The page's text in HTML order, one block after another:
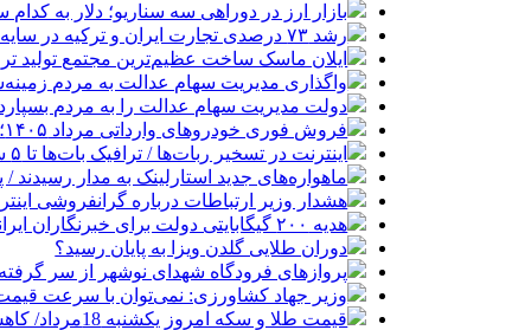
بازار ارز در دوراهی سه سناریو؛ دلار به
رشد ۷۳ درصدی تجارت ایران و ترکیه در سایه محاصره دریایی
ایلان ماسک ساخت عظیم‌ترین مجتمع تولید
واگذاری مدیریت سهام عدالت به مردم
دولت مدیریت سهام عدالت را به مردم
فروش فوری خودروهای وارداتی مرداد ۱۴۰۵؛ بدون قرعه‌کشی و حساب وکالتی
اینترنت در تسخیر ربات‌ها / ترافیک بات‌ها تا ۵ سال آینده هزار برابر انسان‌ها خواهد شد
ماهواره‌های جدید استارلینک به مدار رسیدند / پرتاب ۲۴ ماهواره
هشدار وزیر ارتباطات درباره گرانفروشی
هدیه ۲۰۰ گیگابایتی دولت برای خبرنگاران ایرانسلی
دوران طلایی گلدن ویزا به پایان رسید؟
پروازهای فرودگاه شهدای نوشهر از سر
وزیر جهاد کشاورزی: نمی‌توان با سرعت قیمت
قیمت طلا و سکه امروز یکشنبه 18مرداد/ کاهش همه قیمت ها + جدول